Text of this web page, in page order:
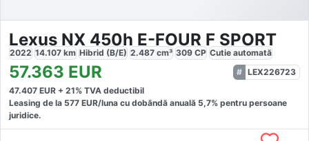
Lexus NX 450h E-FOUR F SPORT
2022 14.107 km Hibrid (B/E) 2.487 cm³ 309 CP Cutie automată
57.363 EUR
LEX226723
47.407 EUR + 21% TVA deductibil
Leasing de la 577 EUR/luna cu dobăndă anuală 5,7% pentru persoane
juridice.